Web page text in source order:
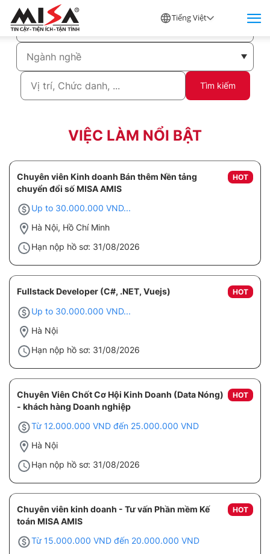
Tiếng Việt
Tìm kiếm
VIỆC LÀM NỔI BẬT
HOT
Chuyên viên Kinh doanh Bán thêm Nền tảng
chuyển đổi số MISA AMIS
Up to 30.000.000 VND...
Hà Nội, Hồ Chí Minh
Hạn nộp hồ sơ: 31/08/2026
HOT
Fullstack Developer (C#, .NET, Vuejs)
Up to 30.000.000 VND...
Hà Nội
Hạn nộp hồ sơ: 31/08/2026
HOT
Chuyên Viên Chốt Cơ Hội Kinh Doanh (Data Nóng)
- khách hàng Doanh nghiệp
Từ 12.000.000 VND đến 25.000.000 VND
Hà Nội
Hạn nộp hồ sơ: 31/08/2026
HOT
Chuyên viên kinh doanh - Tư vấn Phần mềm Kế
toán MISA AMIS
Từ 15.000.000 VND đến 20.000.000 VND